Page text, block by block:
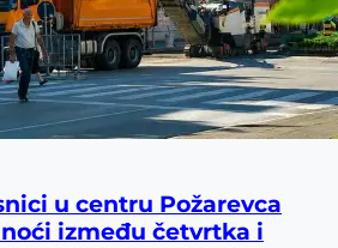
u centru Požarevca
između četvrtka i